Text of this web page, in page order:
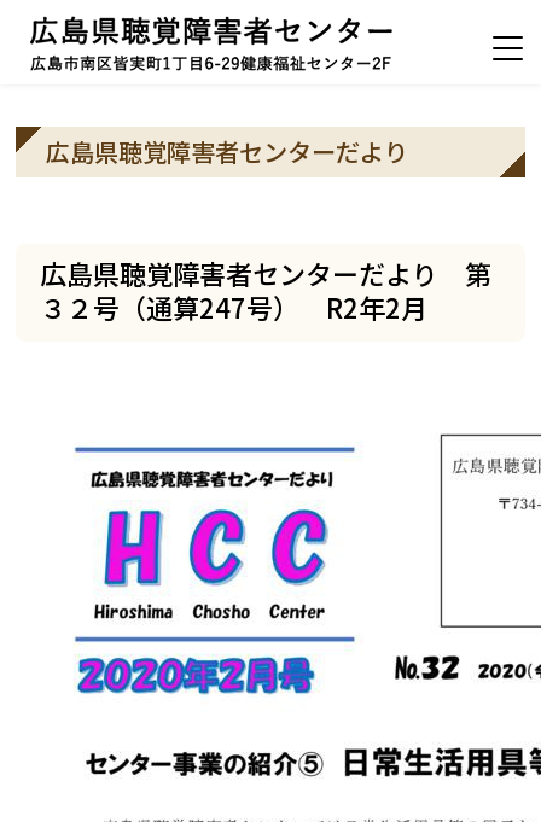
広島県聴覚障害者センターだより
広島県聴覚障害者センターだより 第
３２号（通算247号） R2年2月